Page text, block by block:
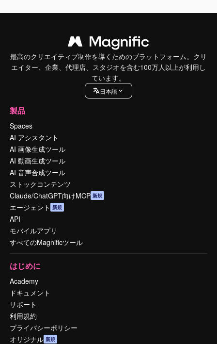
最高のクリエイティブ制作を導くためのプラットフォーム。クリ
エイター、企業、代理店、スタジオを含む100万人以上が利用し
ています。
日本語
製品
Spaces
AI アシスタント
AI 画像生成ツール
AI 動画生成ツール
AI 音声合成ツール
ストックコンテンツ
Claude/ChatGPT向けMCP 新規
エージェント 新規
API
モバイルアプリ
すべてのMagnificツール
はじめに
Academy
ドキュメント
サポート
利用規約
プライバシーポリシー
オリジナル 新規